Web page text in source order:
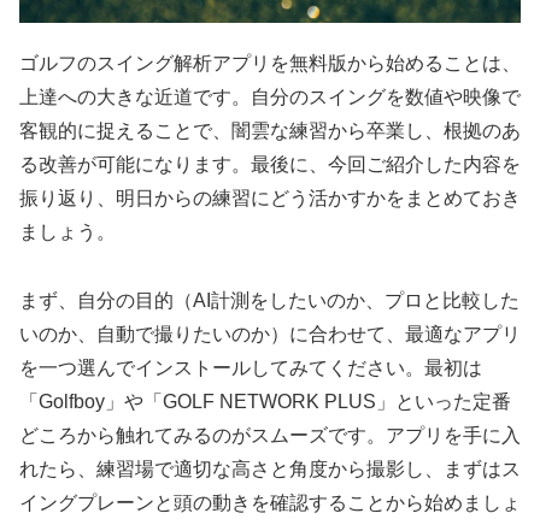
ゴルフのスイング解析アプリを無料版から始めることは、
上達への大きな近道です。自分のスイングを数値や映像で
客観的に捉えることで、闇雲な練習から卒業し、根拠のあ
る改善が可能になります。最後に、今回ご紹介した内容を
振り返り、明日からの練習にどう活かすかをまとめておき
ましょう。
まず、自分の目的（AI計測をしたいのか、プロと比較した
いのか、自動で撮りたいのか）に合わせて、最適なアプリ
を一つ選んでインストールしてみてください。最初は
「Golfboy」や「GOLF NETWORK PLUS」といった定番
どころから触れてみるのがスムーズです。アプリを手に入
れたら、練習場で適切な高さと角度から撮影し、まずはス
イングプレーンと頭の動きを確認することから始めましょ